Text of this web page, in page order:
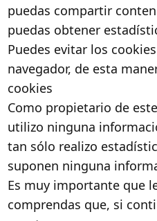
puedas compartir
puedas obtener
Puedes evitar los
navegador, de esta
cookies
Como propietario de
utilizo ninguna
tan sólo realizo
suponen ninguna
Es muy importante que
comprendas que, si